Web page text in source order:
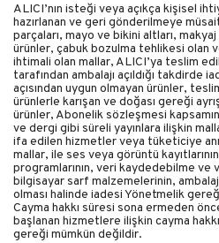
ALICI’nın isteği veya açıkça kişisel
hazırlanan ve geri gönderilmeye
parçaları, mayo ve bikini altları,
ürünler, çabuk bozulma tehlikesi olan
ihtimali olan mallar, ALICI’ya teslim
tarafından ambalajı açıldığı takdirde
açısından uygun olmayan ürünler,
ürünlerle karışan ve doğası gereği
ürünler, Abonelik sözleşmesi
ve dergi gibi süreli yayınlara ilişkin
ifa edilen hizmetler veya tüketiciye
mallar, ile ses veya görüntü
programlarının, veri kaydedebilme ve
bilgisayar sarf malzemelerinin,
olması halinde iadesi Yönetmelik
Cayma hakkı süresi sona ermeden
başlanan hizmetlere ilişkin cayma
gereği mümkün değildir.